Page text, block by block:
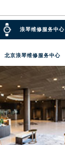
浪琴维修服务中心
北京浪琴维修服务中心